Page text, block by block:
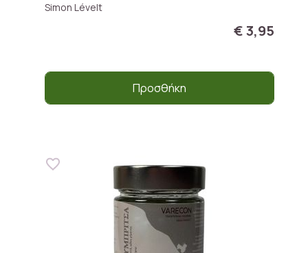
Simon Lévelt
€ 3,95
Προσθήκη